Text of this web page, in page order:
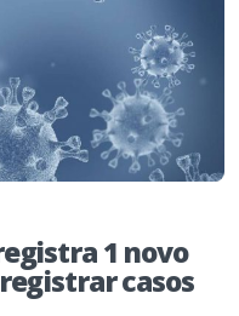
1 novo
casos